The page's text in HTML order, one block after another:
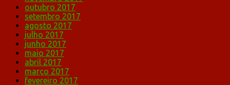
outubro 2017
setembro 2017
agosto 2017
julho 2017
junho 2017
maio 2017
abril 2017
março 2017
fevereiro 2017